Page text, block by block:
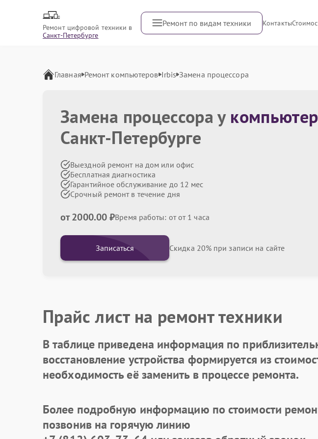
Ремонт цифровой техники в
Санкт-Петербурге
Ремонт по видам техники Контакты
Главная Ремонт компьютеров Irbis Замена процессора
Замена процессора у
Санкт-Петербурге
Выездной ремонт на дом или офис
Бесплатная диагностика
Гарантийное обслуживание до 12 мес
Срочный ремонт в течение дня
от 2000.00 ₽Время работы: от от 1 часа
Записаться Скидка 20% при записи на сайте
Прайс лист на ремонт техники
В таблице приведена информация по
восстановление устройства формируется из
необходимость её заменить в процессе ремонта.
Более подробную информацию по стоимости
позвонив на горячую линию